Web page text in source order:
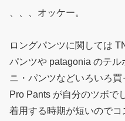
、、、オッケー。
ロングパンツに関しては
パンツや patagonia のテル
ニ・パンツなどいろいろ
Pro Pants が自分のツボで
着用する時期が短いので